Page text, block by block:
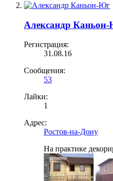
Александр
Регистрация:
31.08.16
Сообщения:
53
Лайки:
1
Адрес:
Ростов-на-Дону
На практике